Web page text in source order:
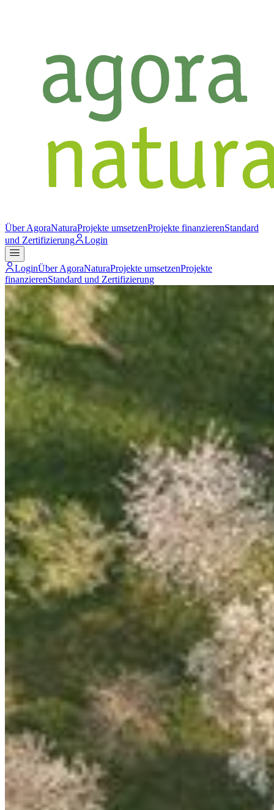
Über AgoraNaturaProjekte umsetzenProjekte finanzierenStandard
und Zertifizierung
Login
LoginÜber AgoraNaturaProjekte umsetzenProjekte
finanzierenStandard und Zertifizierung